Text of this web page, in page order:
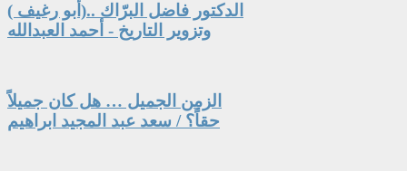
الدكتور فاضل البرّاك ..(أبو رغيف )
وتزوير التاريخ - أحمد العبدالله
الزمن الجميل … هل كان جميلاً
حقاً؟ / سعد عبد المجيد ابراهيم